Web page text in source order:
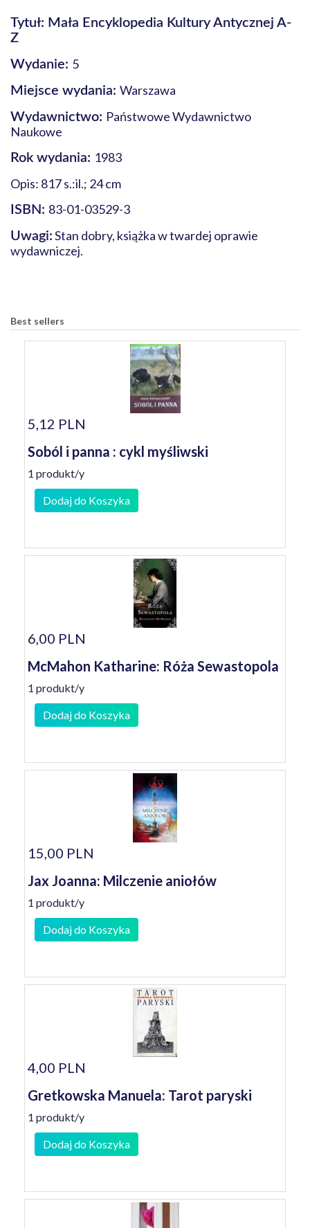
Tytuł: Mała Encyklopedia Kultury Antycznej A-
Z
Wydanie: 5
Miejsce wydania: Warszawa
Wydawnictwo: Państwowe Wydawnictwo
Naukowe
Rok wydania: 1983
Opis: 817 s.:il.; 24 cm
ISBN: 83-01-03529-3
Uwagi: Stan dobry, książka w twardej oprawie
wydawniczej.
Best sellers
5,12 PLN
Soból i panna : cykl myśliwski
1 produkt/y
Dodaj do Koszyka
6,00 PLN
McMahon Katharine: Róża Sewastopola
1 produkt/y
Dodaj do Koszyka
15,00 PLN
Jax Joanna: Milczenie aniołów
1 produkt/y
Dodaj do Koszyka
4,00 PLN
Gretkowska Manuela: Tarot paryski
1 produkt/y
Dodaj do Koszyka